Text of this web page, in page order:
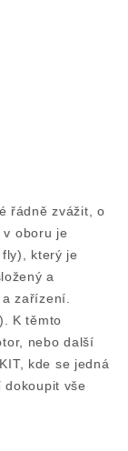
řádně zvážit, o
v oboru je
který je
a
zařízení.
K těmto
nebo další
kde se jedná
dokoupit vše